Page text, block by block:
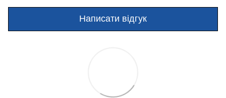
Написати відгук